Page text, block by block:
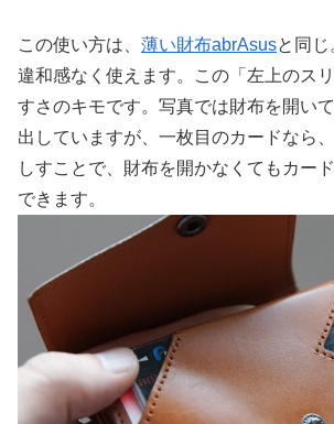
この使い方は、 薄い財布abrAsusと同じ
違和感なく使えます。この「左上のス
すさのキモです。写真では財布を開い
出していますが、一枚目のカードなら
しすことで、財布を開かなくてもカー
できます。